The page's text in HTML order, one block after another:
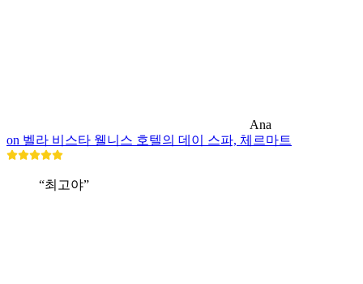
Ana
on 벨라 비스타 웰니스 호텔의 데이 스파, 체르마트
“최고야”